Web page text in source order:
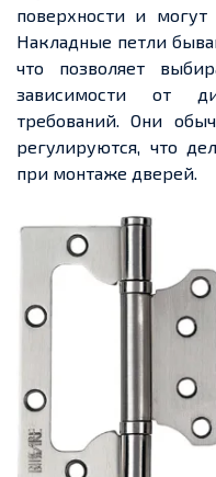
поверхности и
Накладные петли
что позволяет
зависимости от
требований. Они
регулируются, что
при монтаже дверей.